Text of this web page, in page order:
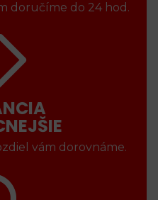
doručíme do 24 hod.
vám dorovnáme.